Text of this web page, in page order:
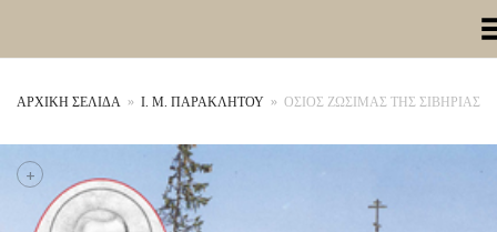
Toggle
ΑΡΧΙΚΉ ΣΕΛΊΔΑ » Ι. Μ. ΠΑΡΑΚΛΗΤΟΥ » ΟΣΙΟΣ ΖΩΣΙΜΑΣ ΤΗΣ ΣΙΒΗΡΙΑΣ
+